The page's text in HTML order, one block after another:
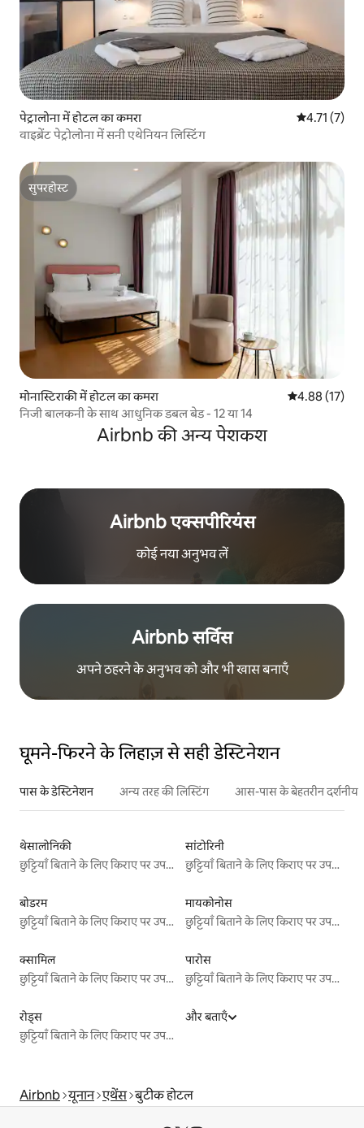
पेट्रालोना में होटल का कमरा औसत रेटिंग 5
4.71 (7)
वाइब्रेंट पेट्रोलोना में सनी एथेनियन लिस्टिंग
सुपरहोस्ट
सुपरहोस्ट
मोनास्टिराकी में होटल का कमरा औसत रेटिंग 5 में
4.88 (17)
निजी बालकनी के साथ आधुनिक डबल बेड - 12 या 14
Airbnb की अन्य पेशकश
Airbnb एक्सपीरियंस
कोई नया अनुभव लें
Airbnb सर्विस
अपने ठहरने के अनुभव को और भी खास बनाएँ
घूमने-फिरने के लिहाज़ से सही डेस्टिनेशन
पास के डेस्टिनेशन अन्य तरह की लिस्टिंग आस-पास के बेहतरीन दर्शनीय
थेसालोनिकी
छुट्टियाँ बिताने के लिए किराए पर उपलब्ध जगहें
सांटोरिनी
छुट्टियाँ बिताने के लिए किराए पर उपलब्ध जगहें
बोडरम
छुट्टियाँ बिताने के लिए किराए पर उपलब्ध जगहें
मायकोनोस
छुट्टियाँ बिताने के लिए किराए पर उपलब्ध जगहें
क्सामिल
छुट्टियाँ बिताने के लिए किराए पर उपलब्ध जगहें
पारोस
छुट्टियाँ बिताने के लिए किराए पर उपलब्ध जगहें
रोड्स
छुट्टियाँ बिताने के लिए किराए पर उपलब्ध जगहें
और बताएँ
Airbnb यूनान एथेंस बुटीक होटल